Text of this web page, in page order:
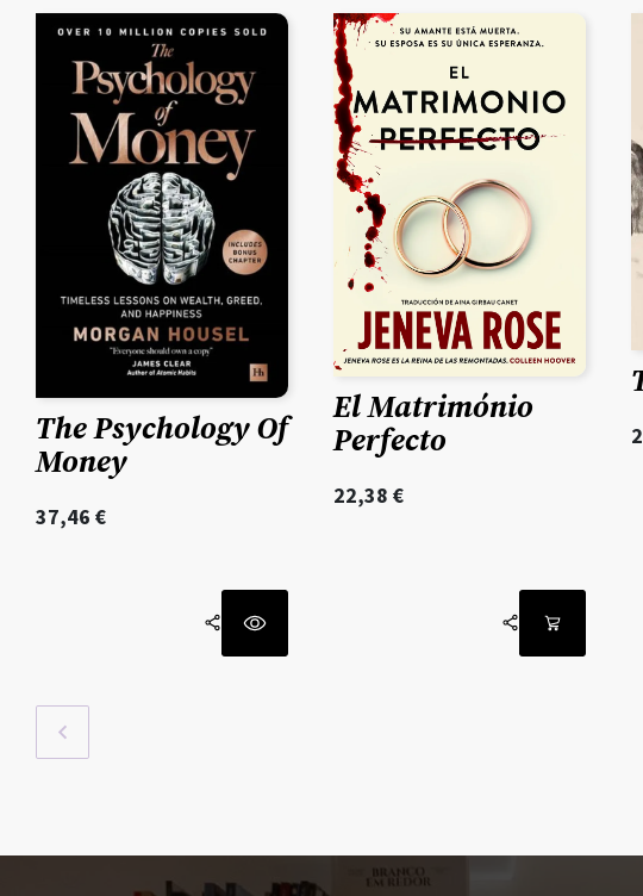
The Psychology Of
Money
37,46 €
El Matrimónio
Perfecto
22,38 €